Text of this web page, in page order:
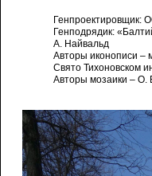
Генпроектировщик:
Генподрядик:
А. Найвальд
Авторы иконописи –
Свято Тихоновском
Авторы мозаики – О.